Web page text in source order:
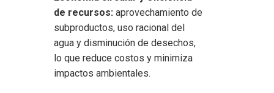
de recursos: aprovechamiento de
subproductos, uso racional del
agua y disminución de desechos,
lo que reduce costos y minimiza
impactos ambientales.